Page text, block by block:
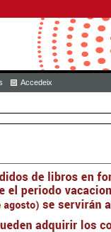
Accedeix